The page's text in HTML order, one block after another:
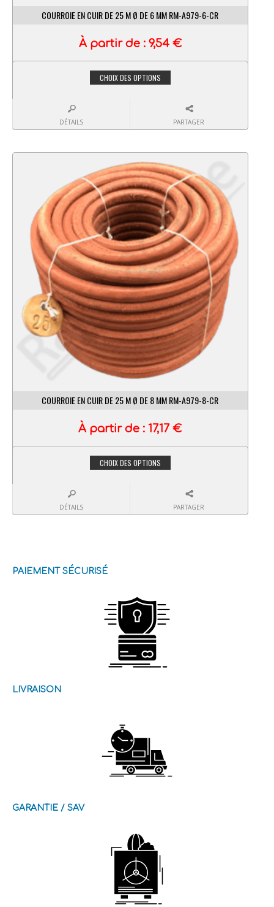
COURROIE EN CUIR DE 25 M Ø DE 6 MM RM-A979-6-CR
À partir de : 9,54 €
CHOIX DES OPTIONS
DÉTAILS PARTAGER
COURROIE EN CUIR DE 25 M Ø DE 8 MM RM-A979-8-CR
À partir de : 17,17€
CHOIX DES OPTIONS
DÉTAILS PARTAGER
PAIEMENT SÉCURISÉ
LIVRAISON
GARANTIE / SAV